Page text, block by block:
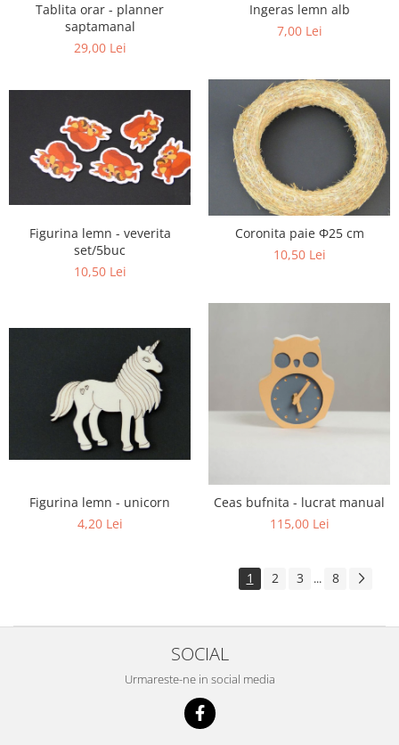
Tablita orar - planner
saptamanal
29,00 Lei
Ingeras lemn alb
7,00 Lei
Figurina lemn - veverita
set/5buc
10,50 Lei
Coronita paie Φ25 cm
10,50 Lei
Figurina lemn - unicorn
4,20 Lei
Ceas bufnita - lucrat manual
115,00 Lei
1 2 3 ... 8
SOCIAL
Urmareste-ne in social media